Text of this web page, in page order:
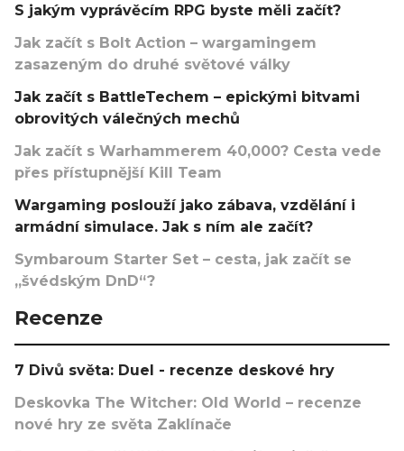
S jakým vyprávěcím RPG byste měli začít?
Jak začít s Bolt Action – wargamingem
zasazeným do druhé světové války
Jak začít s BattleTechem – epickými bitvami
obrovitých válečných mechů
Jak začít s Warhammerem 40,000? Cesta vede
přes přístupnější Kill Team
Wargaming poslouží jako zábava, vzdělání i
armádní simulace. Jak s ním ale začít?
Symbaroum Starter Set – cesta, jak začít se
„švédským DnD“?
Recenze
7 Divů světa: Duel - recenze deskové hry
Deskovka The Witcher: Old World – recenze
nové hry ze světa Zaklínače